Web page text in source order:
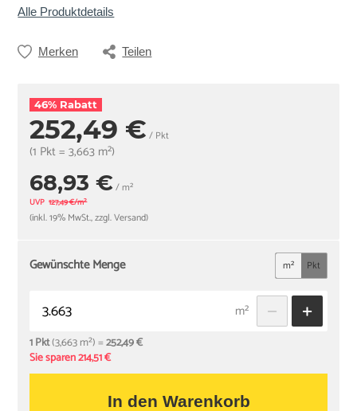
Alle Produktdetails
Merken Teilen
46% Rabatt
252,49 € / Pkt
(1 Pkt = 3,663 m²)
68,93 €/ m²
UVP 127,49 €/m²
(inkl. 19% MwSt., zzgl. Versand)
Gewünschte Menge m² Pkt
m²
1 Pkt(3,663 m²) =252,49 €
Sie sparen 214,51 €
In den Warenkorb